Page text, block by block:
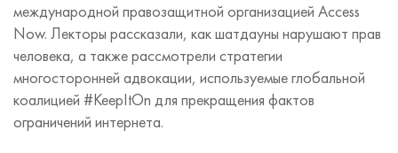
международной правозащитной организацией Access
Now. Лекторы рассказали, как шатдауны нарушают прав
человека, а также рассмотрели стратегии
многосторонней адвокации, используемые глобальной
коалицией #KeepItOn для прекращения фактов
ограничений интернета.